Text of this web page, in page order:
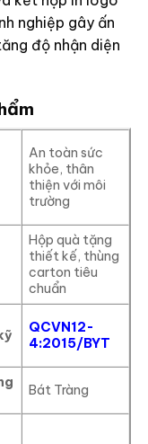
nghiệp gây ấn
độ nhận diện
An toàn sức
khỏe, thân
thiện với môi
trường
Hộp quà tặng
thiết kế, thùng
carton tiêu
chuẩn
QCVN12-
4:2015/BYT
Bát Tràng